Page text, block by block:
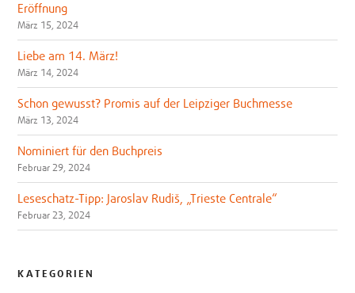
Eröffnung
März 15, 2024
Liebe am 14. März!
März 14, 2024
Schon gewusst? Promis auf der Leipziger Buchmesse
März 13, 2024
Nominiert für den Buchpreis
Februar 29, 2024
Leseschatz-Tipp: Jaroslav Rudiš, „Trieste Centrale“
Februar 23, 2024
KATEGORIEN